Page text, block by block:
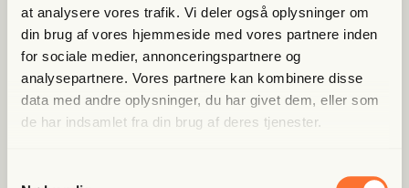
at analysere vores trafik. Vi deler også oplysninger om
din brug af vores hjemmeside med vores partnere inden
for sociale medier, annonceringspartnere og
analysepartnere. Vores partnere kan kombinere disse
data med andre oplysninger, du har givet dem, eller som
de har indsamlet fra din brug af deres tjenester.
Allerede medlem?Log ind her.